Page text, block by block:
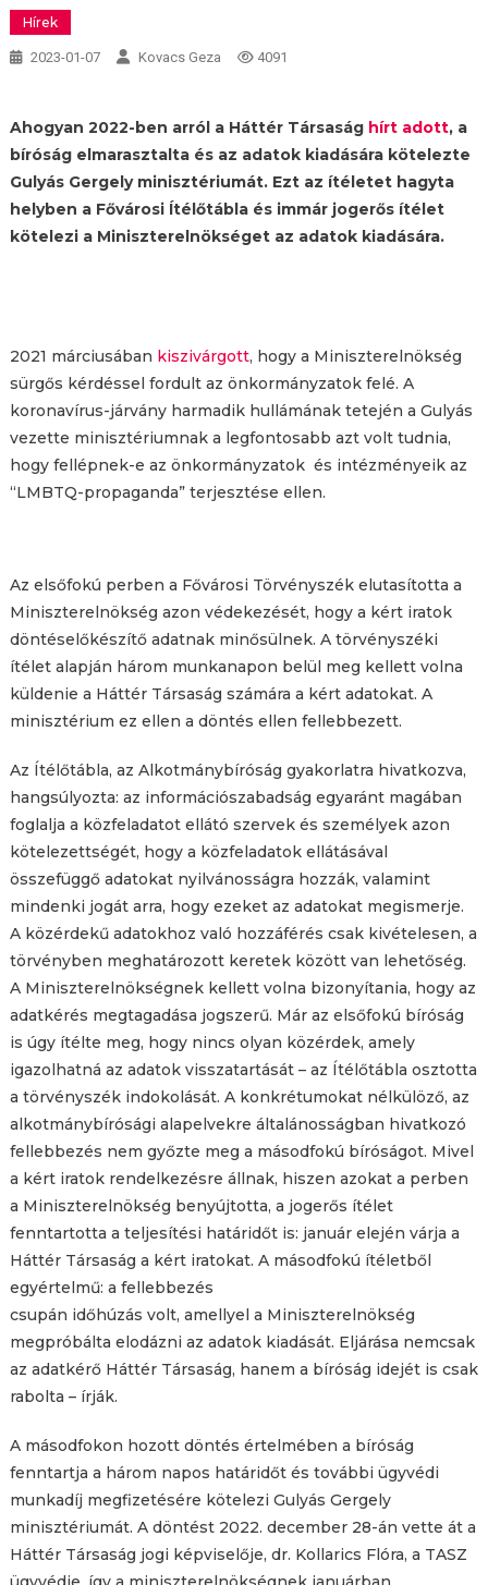
Hírek
2023-01-07 Kovacs Geza 4091
Ahogyan 2022-ben arról a Háttér Társaság hírt adott, a
bíróság elmarasztalta és az adatok kiadására kötelezte
Gulyás Gergely minisztériumát. Ezt az ítéletet hagyta
helyben a Fővárosi Ítélőtábla és immár jogerős ítélet
kötelezi a Miniszterelnökséget az adatok kiadására.
2021 márciusában kiszivárgott, hogy a Miniszterelnökség
sürgős kérdéssel fordult az önkormányzatok felé. A
koronavírus-járvány harmadik hullámának tetején a Gulyás
vezette minisztériumnak a legfontosabb azt volt tudnia,
hogy fellépnek-e az önkormányzatok és intézményeik az
“LMBTQ-propaganda” terjesztése ellen.
Az elsőfokú perben a Fővárosi Törvényszék elutasította a
Miniszterelnökség azon védekezését, hogy a kért iratok
döntéselőkészítő adatnak minősülnek. A törvényszéki
ítélet alapján három munkanapon belül meg kellett volna
küldenie a Háttér Társaság számára a kért adatokat. A
minisztérium ez ellen a döntés ellen fellebbezett.
Az Ítélőtábla, az Alkotmánybíróság gyakorlatra hivatkozva,
hangsúlyozta: az információszabadság egyaránt magában
foglalja a közfeladatot ellátó szervek és személyek azon
kötelezettségét, hogy a közfeladatok ellátásával
összefüggő adatokat nyilvánosságra hozzák, valamint
mindenki jogát arra, hogy ezeket az adatokat megismerje.
A közérdekű adatokhoz való hozzáférés csak kivételesen, a
törvényben meghatározott keretek között van lehetőség.
A Miniszterelnökségnek kellett volna bizonyítania, hogy az
adatkérés megtagadása jogszerű. Már az elsőfokú bíróság
is úgy ítélte meg, hogy nincs olyan közérdek, amely
igazolhatná az adatok visszatartását – az Ítélőtábla osztotta
a törvényszék indokolását. A konkrétumokat nélkülöző, az
alkotmánybírósági alapelvekre általánosságban hivatkozó
fellebbezés nem győzte meg a másodfokú bíróságot. Mivel
a kért iratok rendelkezésre állnak, hiszen azokat a perben
a Miniszterelnökség benyújtotta, a jogerős ítélet
fenntartotta a teljesítési határidőt is: január elején várja a
Háttér Társaság a kért iratokat. A másodfokú ítéletből
egyértelmű: a fellebbezés
csupán időhúzás volt, amellyel a Miniszterelnökség
megpróbálta elodázni az adatok kiadását. Eljárása nemcsak
az adatkérő Háttér Társaság, hanem a bíróság idejét is csak
rabolta – írják.
A másodfokon hozott döntés értelmében a bíróság
fenntartja a három napos határidőt és további ügyvédi
munkadíj megfizetésére kötelezi Gulyás Gergely
minisztériumát. A döntést 2022. december 28-án vette át a
Háttér Társaság jogi képviselője, dr. Kollarics Flóra, a TASZ